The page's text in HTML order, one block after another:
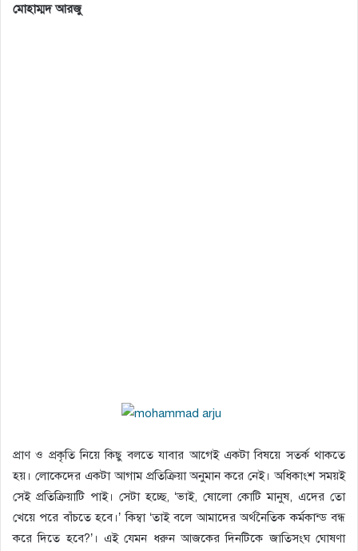
মোহাম্মদ আরজু
প্রাণ ও প্রকৃতি নিয়ে কিছু বলতে যাবার আগেই একটা বিষয়ে সতর্ক থাকতে
হয়। লোকেদের একটা আগাম প্রতিক্রিয়া অনুমান করে নেই। অধিকাংশ সময়ই
সেই প্রতিক্রিয়াটি পাই। সেটা হচ্ছে, ‘ভাই, ষোলো কোটি মানুষ, এদের তো
খেয়ে পরে বাঁচতে হবে।’ কিম্বা ‘তাই বলে আমাদের অর্থনৈতিক কর্মকান্ড বন্ধ
করে দিতে হবে?’। এই যেমন ধরুন আজকের দিনটিকে জাতিসংঘ ঘোষণা